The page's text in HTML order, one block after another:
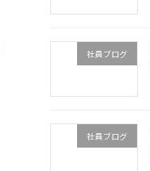
社員ブログ
社員ブログ